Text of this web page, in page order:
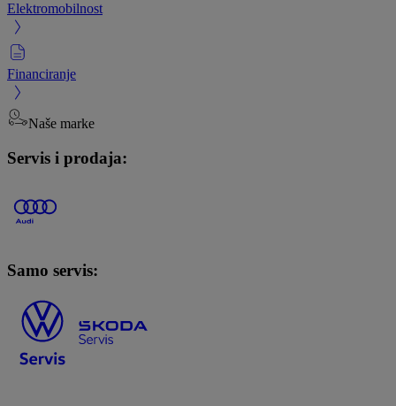
Elektromobilnost
Financiranje
Naše marke
Servis i prodaja:
Samo servis: